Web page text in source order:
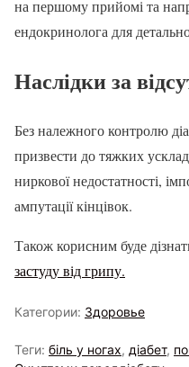
на першому прийомі та
ендокринолога для
Наслідки за
Без належного контролю
призвести до тяжких
ниркової недостатності,
ампутації кінцівок.
Також корисним буде
застуду від грипу.
Категории: Здоровье
Теги: біль у ногах, діабет,